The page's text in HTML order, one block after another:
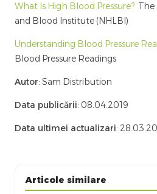
What Is High Blood Pressure? The
and Blood Institute (NHLBI)
Understanding Blood Pressure
Blood Pressure Readings
Autor: Sam Distribution
Data publicării: 08.04.2019
Data ultimei actualizari:
Articole similare